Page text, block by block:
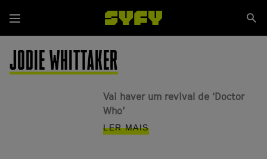
para
o
conteúdo
principal
Menu
JODIE WHITTAKER
Vai haver um revival de ‘Doctor
Who’
LER MAIS